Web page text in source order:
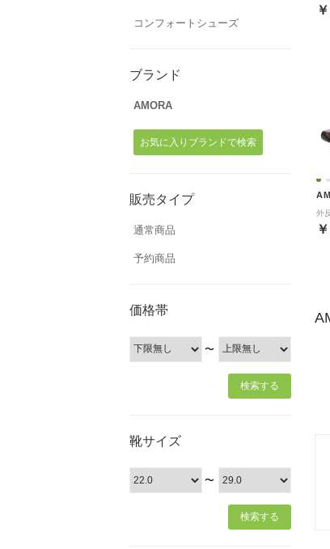
コンフォートシューズ
ブランド
AMORA
お気に入りブランドで検索
販売タイプ
通常商品
予約商品
価格帯
〜
靴サイズ
〜